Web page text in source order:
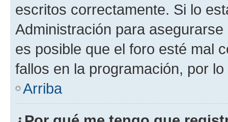
escritos correctamente. Si lo
Administración para
es posible que el foro esté mal
fallos en la programación, por
Arriba